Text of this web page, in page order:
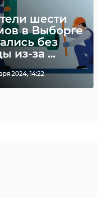
шести
в Выборге
без
из-за ...
2024, 14:22
47channel